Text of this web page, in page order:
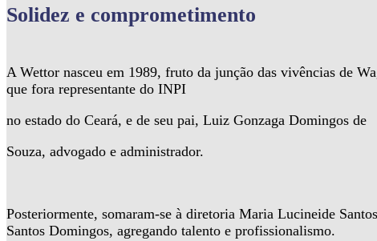
Solidez e comprometimento
A Wettor nasceu em 1989, fruto da junção das vivências de
que fora representante do INPI
no estado do Ceará, e de seu pai, Luiz Gonzaga Domingos de
Souza, advogado e administrador.
Posteriormente, somaram-se à diretoria Maria Lucineide
Santos Domingos, agregando talento e profissionalismo.